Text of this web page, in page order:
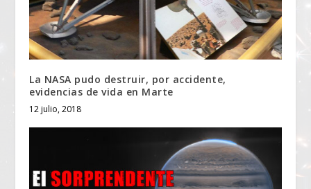
La NASA pudo destruir, por accidente,
evidencias de vida en Marte
12 julio, 2018